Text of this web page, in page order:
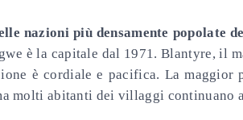
nazioni più densamente popolate
è la capitale dal 1971. Blantyre, il
è cordiale e pacifica. La
molti abitanti dei villaggi continuano